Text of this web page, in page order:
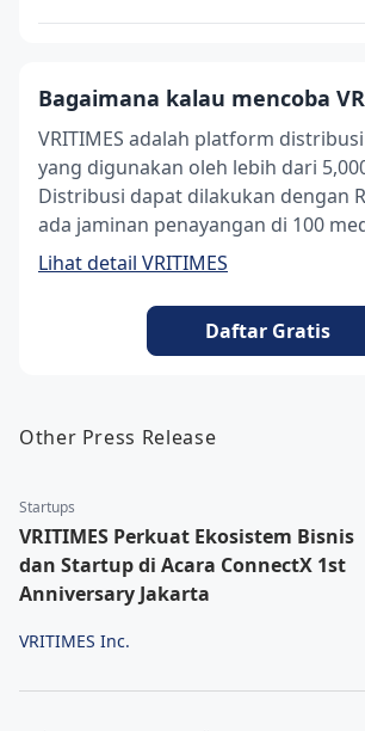
Bagaimana kalau mencoba
VRITIMES adalah platform
yang digunakan oleh lebih dari
Distribusi dapat dilakukan dengan
ada jaminan penayangan di 100
Lihat detail VRITIMES
Daftar Gratis
Other Press Release
Startups
VRITIMES Perkuat Ekosistem Bisnis
dan Startup di Acara ConnectX 1st
Anniversary Jakarta
VRITIMES Inc.